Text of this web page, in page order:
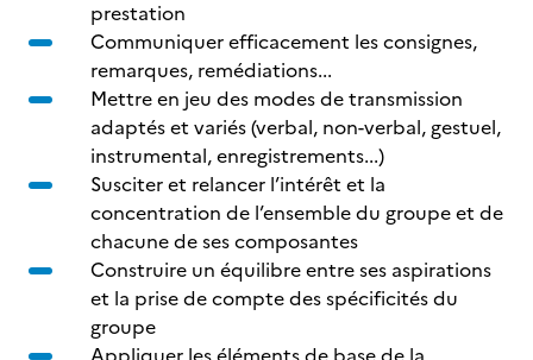
prestation
Communiquer efficacement les consignes,
remarques, remédiations...
Mettre en jeu des modes de transmission
adaptés et variés (verbal, non-verbal, gestuel,
instrumental, enregistrements...)
Susciter et relancer l’intérêt et la
concentration de l’ensemble du groupe et de
chacune de ses composantes
Construire un équilibre entre ses aspirations
et la prise de compte des spécificités du
groupe